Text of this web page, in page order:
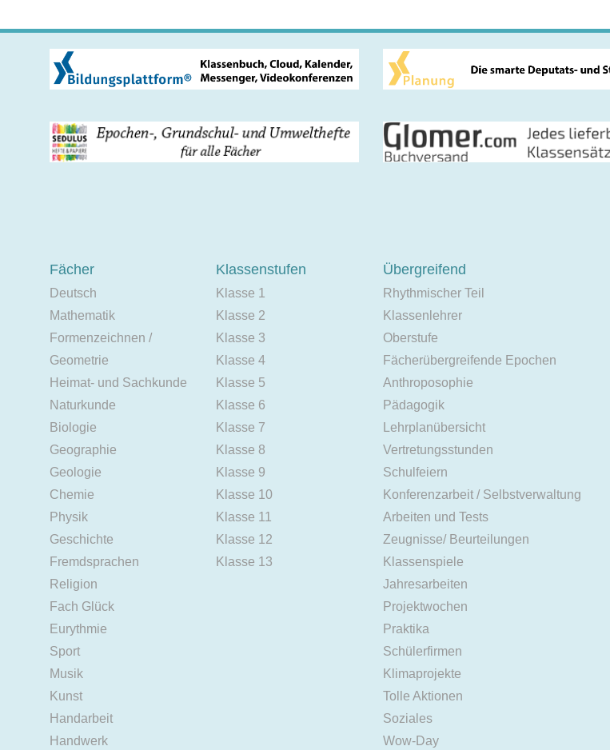
Fächer
Deutsch
Mathematik
Formenzeichnen /
Geometrie
Heimat- und Sachkunde
Naturkunde
Biologie
Geographie
Geologie
Chemie
Physik
Geschichte
Fremdsprachen
Religion
Fach Glück
Eurythmie
Sport
Musik
Kunst
Handarbeit
Handwerk
Klassenstufen
Klasse 1
Klasse 2
Klasse 3
Klasse 4
Klasse 5
Klasse 6
Klasse 7
Klasse 8
Klasse 9
Klasse 10
Klasse 11
Klasse 12
Klasse 13
Übergreifend
Rhythmischer Teil
Klassenlehrer
Oberstufe
Fächerübergreifende Epochen
Anthroposophie
Pädagogik
Lehrplanübersicht
Vertretungsstunden
Schulfeiern
Konferenzarbeit / Selbstverwaltung
Arbeiten und Tests
Zeugnisse/ Beurteilungen
Klassenspiele
Jahresarbeiten
Projektwochen
Praktika
Schülerfirmen
Klimaprojekte
Tolle Aktionen
Soziales
Wow-Day